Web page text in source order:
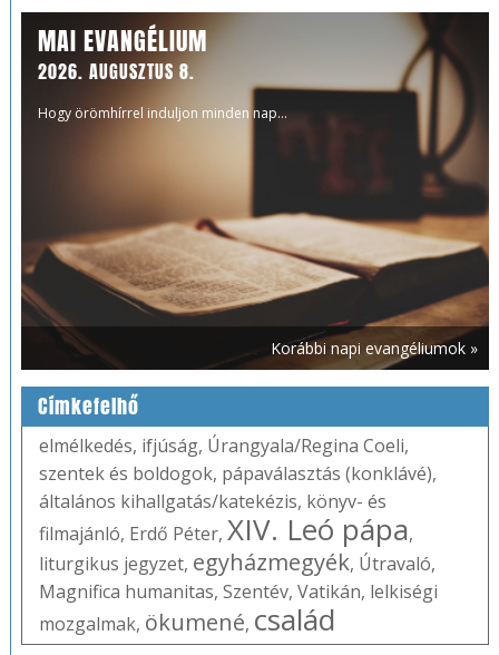
MAI EVANGÉLIUM
2026. AUGUSZTUS 8.
Hogy örömhírrel induljon minden nap...
Korábbi napi evangéliumok »
Címkefelhő
elmélkedés, ifjúság, Úrangyala/Regina Coeli,
szentek és boldogok, pápaválasztás (konklávé),
általános kihallgatás/katekézis, könyv- és
filmajánló, Erdő Péter, XIV. Leó pápa,
liturgikus jegyzet, egyházmegyék, Útravaló,
Magnifica humanitas, Szentév, Vatikán, lelkiségi
mozgalmak, ökumené, család